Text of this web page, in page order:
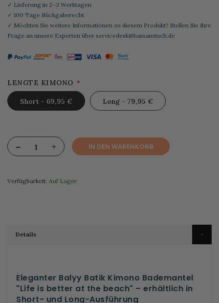
✓ Lieferung in 2–3 Werktagen
✓ 100 Tage Rückgaberecht
✓ Möchten Sie weitere Informationen zu diesem Produkt? Stellen Sie Ihre
Frage an unsere Experten über servicedesk@hamamtuch.de
LENGTE KIMONO
Short - 69,95 € Long - 79,95 €
- + IN DEN WARENKORB
Verfügbarkeit: Auf Lager
Details
Eleganter Balyy Batik Kimono Bademantel
"Life is better at the beach" – erhältlich in
Short- und Long-Ausführung